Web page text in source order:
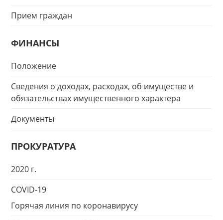
Прием граждан
ФИНАНСЫ
Положение
Сведения о доходах, расходах, об имуществе и
обязательствах имущественного характера
Документы
ПРОКУРАТУРА
2020 г.
COVID-19
Горячая линия по коронавирусу